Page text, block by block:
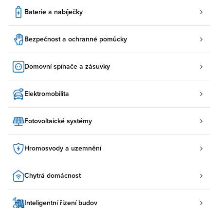
Baterie a nabíječky
Bezpečnost a ochranné pomůcky
Domovní spínače a zásuvky
Elektromobilita
Fotovoltaické systémy
Hromosvody a uzemnění
Chytrá domácnost
Inteligentní řízení budov